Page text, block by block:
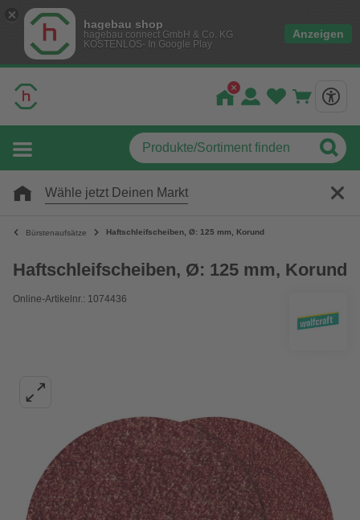
hagebau shop
hagebau connect GmbH & Co. KG
KOSTENLOS- In Google Play
Anzeigen
Wähle jetzt Deinen Markt
Bürstenaufsätze Haftschleifscheiben, Ø: 125 mm, Korund
Haftschleifscheiben, Ø: 125 mm, Korund
Online-Artikelnr.: 1074436